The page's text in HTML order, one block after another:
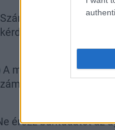
Számodra a pénz a
őt egy új
A mai nap kiválóan
de ne
érezz bűntudatot az